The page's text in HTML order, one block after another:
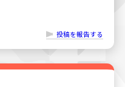
投稿を報告する